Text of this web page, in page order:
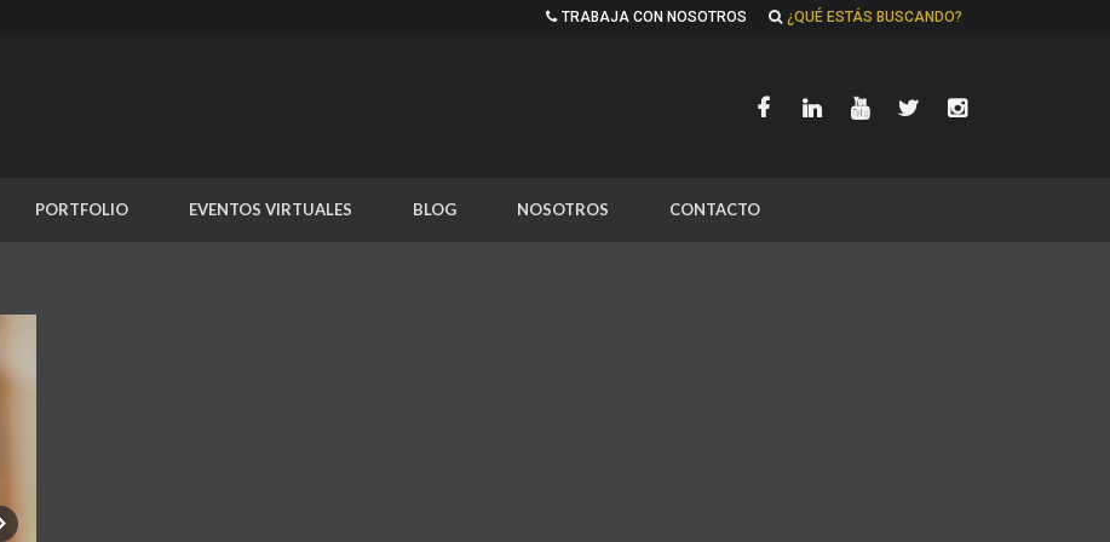
TRABAJA CON NOSOTROS ¿QUÉ ESTÁS BUSCANDO?
PORTFOLIO EVENTOS VIRTUALES BLOG NOSOTROS CONTACTO